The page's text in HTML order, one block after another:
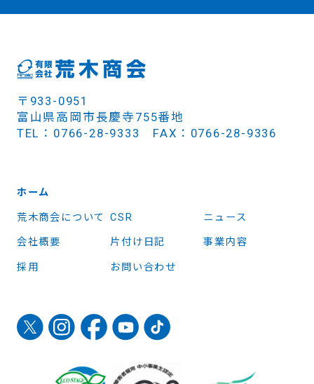
〒933-0951
富山県高岡市長慶寺755番地
TEL：0766-28-9333 FAX：0766-28-9336
ホーム
荒木商会について CSR ニュース
会社概要 片付け日記 事業内容
採用 お問い合わせ